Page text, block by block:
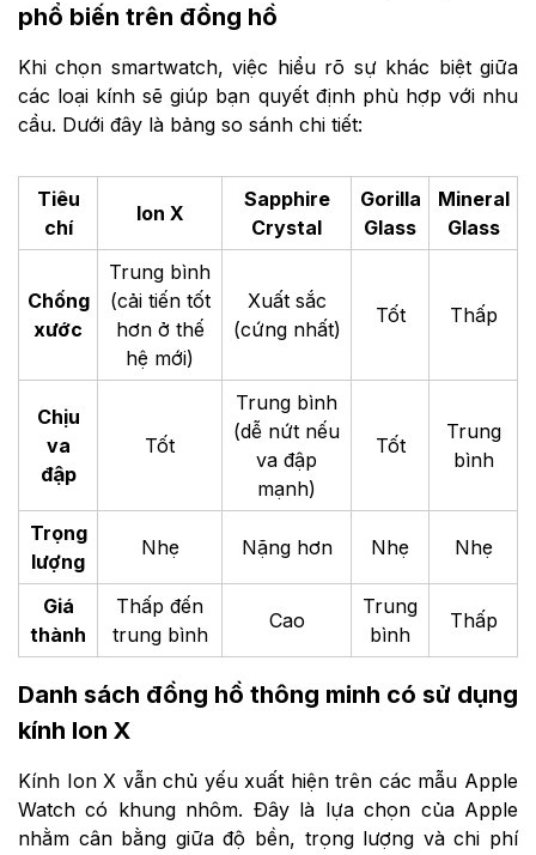
phổ biến trên đồng hồ
Khi chọn smartwatch, việc hiểu rõ sự khác biệt giữa
các loại kính sẽ giúp bạn quyết định phù hợp với nhu
cầu. Dưới đây là bảng so sánh chi tiết:
Tiêu
chí
Ion X
Sapphire
Crystal
Gorilla
Glass
Mineral
Glass
Chống
xước
Trung bình
(cải tiến tốt
hơn ở thế
hệ mới)
Xuất sắc
(cứng nhất)
Tốt Thấp
Chịu
va
đập
Tốt
Trung bình
(dễ nứt nếu
va đập
mạnh)
Tốt
Trung
bình
Trọng
lượng
Nhẹ Nặng hơn Nhẹ Nhẹ
Giá
thành
Thấp đến
trung bình
Cao
Trung
bình
Thấp
Danh sách đồng hồ thông minh có sử dụng
kính Ion X
Kính Ion X vẫn chủ yếu xuất hiện trên các mẫu Apple
Watch có khung nhôm. Đây là lựa chọn của Apple
nhằm cân bằng giữa độ bền, trọng lượng và chi phí